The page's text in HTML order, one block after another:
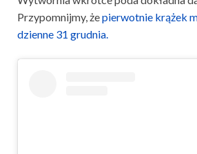
Przypomnijmy, żepierwotnie krążek
dzienne 31 grudnia.